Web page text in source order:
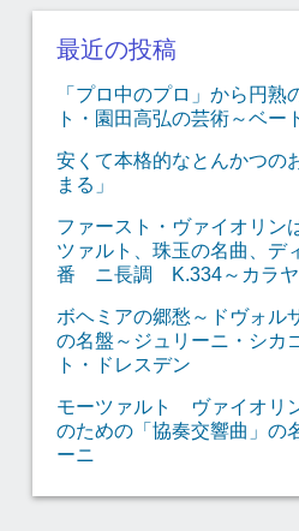
最近の投稿
「プロ中のプロ」から円熟
ト・園田高弘の芸術～ベー
安くて本格的なとんかつ
まる」
ファースト・ヴァイオリン
ツァルト、珠玉の名曲、デ
番 ニ長調 K.334～カラヤ
ボヘミアの郷愁～ドヴォ
の名盤～ジュリーニ・シカ
ト・ドレスデン
モーツァルト ヴァイオリ
のための「協奏交響曲」の
ーニ